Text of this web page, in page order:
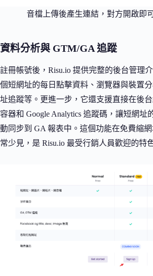
音檔上傳後產生連結，對方開啟即
資料分析與 GTM/GA 追蹤
註冊帳號後，Risu.io 提供完整的後台管理
個短網址的每日點擊資料、瀏覽器與裝置
址追蹤等。更進一步，它還支援直接在後
容器和 Google Analytics 追蹤碼，讓短網址
動同步到 GA 報表中。這個功能在免費縮
常少見，是 Risu.io 最受行銷人員歡迎的特